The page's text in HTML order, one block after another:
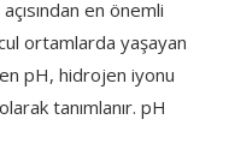
en önemli
ortamlarda yaşayan
pH, hidrojen iyonu
tanımlanır. pH